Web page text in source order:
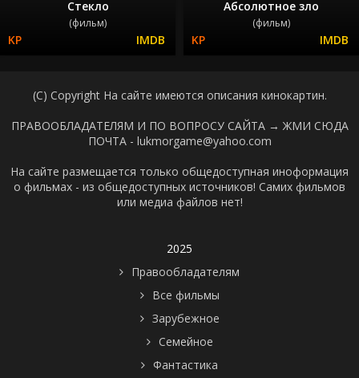
Стекло
(фильм)
Абсолютное зло
(фильм)
(C) Copyright На сайте имеются описания кинокартин.
ПРАВООБЛАДАТЕЛЯМ И ПО ВОПРОСУ САЙТА → ЖМИ СЮДА
ПОЧТА - lukmorgame@yahoo.com
На сайте размещается только общедоступная иноформация
о фильмах - из общедоступных источников! Самих фильмов
или медиа файлов нет!
2025
Правообладателям
Все фильмы
Зарубежное
Семейное
Фантастика